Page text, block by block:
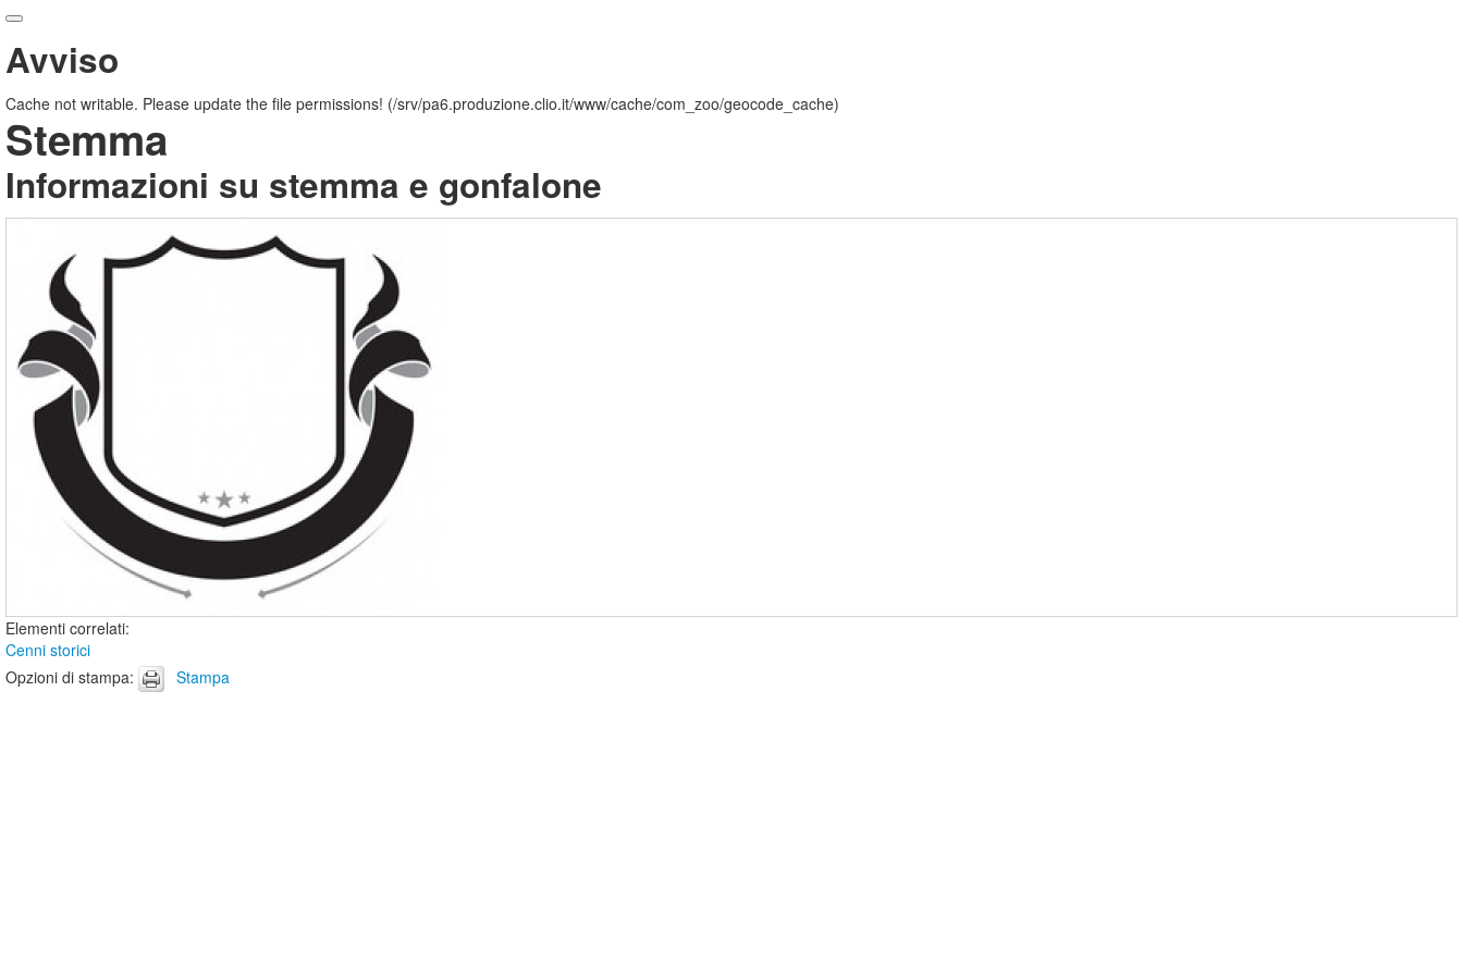
Avviso
Cache not writable. Please update the file permissions! (/srv/pa6.produzione.clio.it/www/cache/com_zoo/geocode_cache)
Stemma
Informazioni su stemma e gonfalone
Elementi correlati:
Cenni storici
Opzioni di stampa: Stampa